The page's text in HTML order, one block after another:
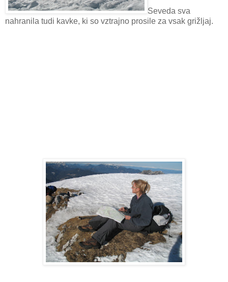
Seveda sva
nahranila tudi kavke, ki so vztrajno prosile za vsak grižljaj.